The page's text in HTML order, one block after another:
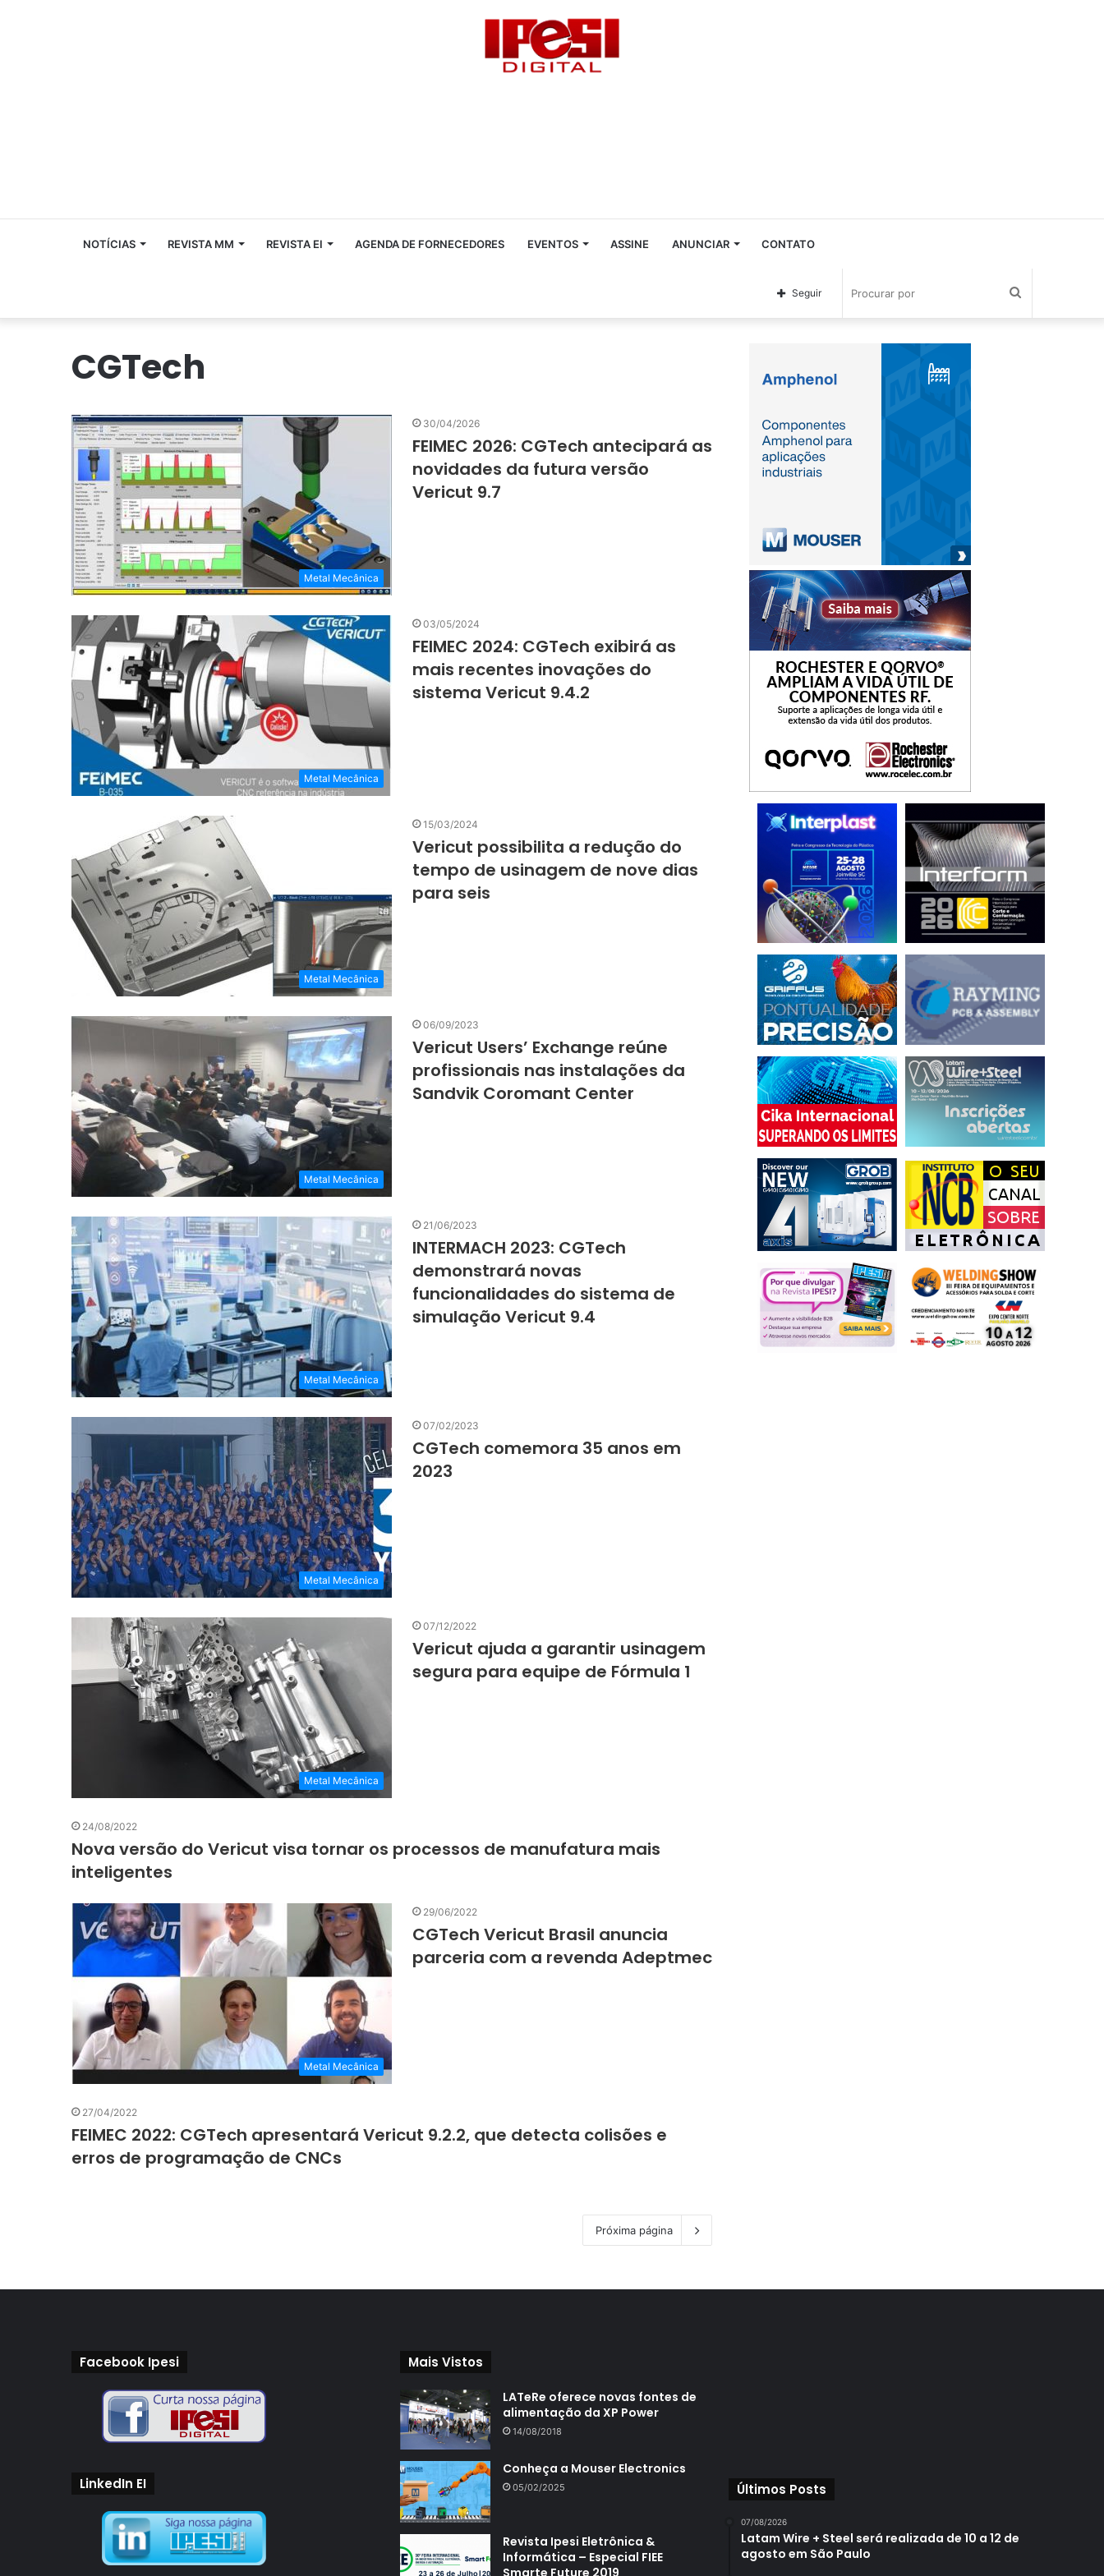
NOTÍCIAS REVISTA MM REVISTA EI AGENDA DE FORNECEDORES EVENTOS ASSINE ANUNCIAR CONTATO
Seguir
CGTech
Metal Mecânica
30/04/2026
FEIMEC 2026: CGTech antecipará as
novidades da futura versão
Vericut 9.7
Metal Mecânica
03/05/2024
FEIMEC 2024: CGTech exibirá as
mais recentes inovações do
sistema Vericut 9.4.2
Metal Mecânica
15/03/2024
Vericut possibilita a redução do
tempo de usinagem de nove dias
para seis
Metal Mecânica
06/09/2023
Vericut Users’ Exchange reúne
profissionais nas instalações da
Sandvik Coromant Center
Metal Mecânica
21/06/2023
INTERMACH 2023: CGTech
demonstrará novas
funcionalidades do sistema de
simulação Vericut 9.4
Metal Mecânica
07/02/2023
CGTech comemora 35 anos em
2023
Metal Mecânica
07/12/2022
Vericut ajuda a garantir usinagem
segura para equipe de Fórmula 1
24/08/2022
Nova versão do Vericut visa tornar os processos de manufatura mais
inteligentes
Metal Mecânica
29/06/2022
CGTech Vericut Brasil anuncia
parceria com a revenda Adeptmec
27/04/2022
FEIMEC 2022: CGTech apresentará Vericut 9.2.2, que detecta colisões e
erros de programação de CNCs
Próxima página
Facebook Ipesi
LinkedIn EI
Mais Vistos
LATeRe oferece novas fontes de
alimentação da XP Power
14/08/2018
Conheça a Mouser Electronics
05/02/2025
Revista Ipesi Eletrônica &
Informática – Especial FIEE
Últimos Posts
07/08/2026
Latam Wire + Steel será realizada de 10 a 12 de
agosto em São Paulo